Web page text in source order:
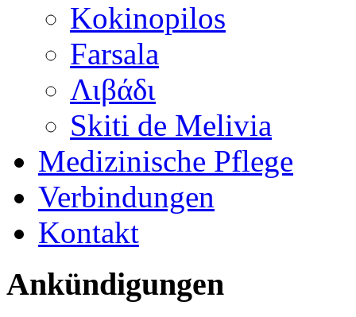
Kokinopilos
Farsala
Λιβάδι
Skiti de Melivia
Medizinische Pflege
Verbindungen
Kontakt
Ankündigungen